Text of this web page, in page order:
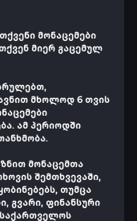
მონაცემები
მიერ გაცემულ
მხოლოდ 6 თვის
ამ პერიოდში
მონაცემთა
შემთხვევაში,
თუმცა
გვარი, ფინანსური
საქართველოს